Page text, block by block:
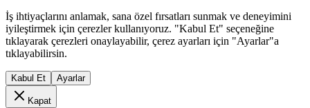
İş ihtiyaçlarını anlamak, sana özel fırsatları sunmak ve deneyimini
iyileştirmek için çerezler kullanıyoruz. "Kabul Et" seçeneğine
tıklayarak çerezleri onaylayabilir, çerez ayarları için "Ayarlar"a
tıklayabilirsin.
Kabul Et Ayarlar
Kapat